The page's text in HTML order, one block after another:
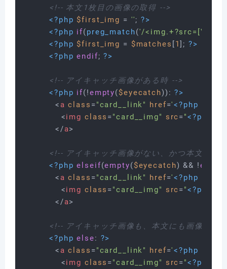
<!-- 本文1枚目の画像の取得 -->
<?php $first_img = ''; ?>
<?php if(preg_match('/
<?php $first_img = $matches [1]; ?>
<?php endif; ?>
<!-- アイキャッチ画像がある時 -->
<?php if(!empty($eyecatch)): ?>
<a class ="card__link" href='<?php
<img class ="card__img" src="<?php
</a>
<!-- アイキャッチ画像がない、かつ本文1枚
<?php elseif(empty($eyecatch) && !empty
<a class ="card__link" href='<?php
<img class ="card__img" src="<?php
</a>
<!-- アイキャッチ画像も、本文にも画像がな
<?php else: ?>
<a class ="card__link" href='<?php
<img class ="card__img" src="<?php